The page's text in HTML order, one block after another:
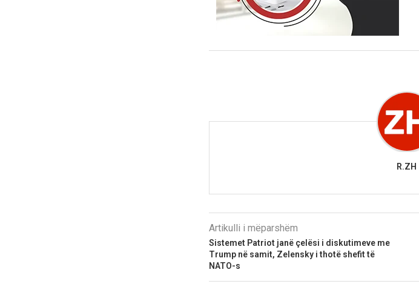
R.ZH
Artikulli i mëparshëm
Sistemet Patriot janë çelësi i diskutimeve me
Trump në samit, Zelensky i thotë shefit të
NATO-s